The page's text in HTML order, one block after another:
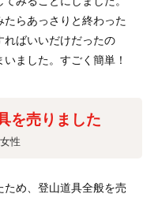
らあっさりと終わった
ればいいだけだったの
ました。すごく簡単！
を売りました
性
め、登山道具全般を売